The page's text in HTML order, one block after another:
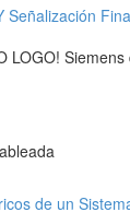
Señalización
LOGO! Siemens
de un